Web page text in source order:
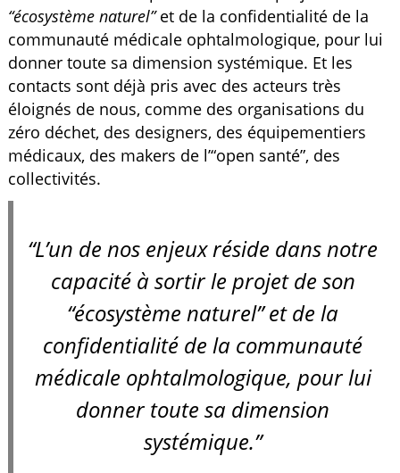
“écosystème naturel”et de la confidentialité de la
communauté médicale ophtalmologique, pour lui
donner toute sa dimension systémique. Et les
contacts sont déjà pris avec des acteurs très
éloignés de nous, comme des organisations du
zéro déchet, des designers, des équipementiers
médicaux, des makers de l’“open santé”, des
collectivités.
“L’un de nos enjeux réside dans notre
capacité à sortir le projet de son
“écosystème naturel” et de la
confidentialité de la communauté
médicale ophtalmologique, pour lui
donner toute sa dimension
systémique.”